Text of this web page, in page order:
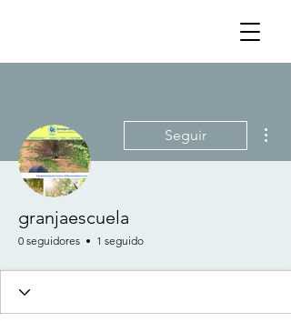
Seguir
granjaescuela
0 seguidores 1 seguido